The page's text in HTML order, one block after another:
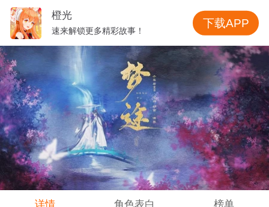
详情 角色表白 榜单
橙光
速来解锁更多精彩故事！
下载APP